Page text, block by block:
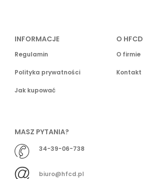
INFORMACJE
Regulamin
Polityka prywatności
Jak kupować
O HFCD
O firmie
Kontakt
MASZ PYTANIA?
34-39-06-738
biuro@hfcd.pl